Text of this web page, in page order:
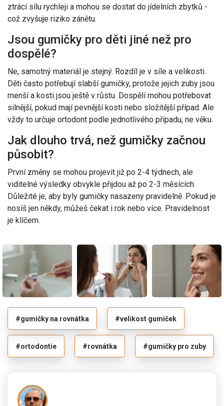
ztrácí sílu rychleji a mohou se dostat do jídelních zbytků -
což zvyšuje riziko zánětu.
Jsou gumičky pro děti jiné než pro
dospělé?
Ne, samotný materiál je stejný. Rozdíl je v síle a velikosti.
Děti často potřebují slabší gumičky, protože jejich zuby jsou
menší a kosti jsou ještě v růstu. Dospělí mohou potřebovat
silnější, pokud mají pevnější kosti nebo složitější případ. Ale
vždy to určuje ortodont podle jednotlivého případu, ne věku.
Jak dlouho trvá, než gumičky začnou
působit?
První změny se mohou projevit již po 2-4 týdnech, ale
viditelné výsledky obvykle přijdou až po 2-3 měsících.
Důležité je, aby byly gumičky nasazeny pravidelně. Pokud je
nosíš jen někdy, můžeš čekat i rok nebo více. Pravidelnost
je klíčem.
#gumičky na rovnátka #velikost gumiček
#ortodontie #rovnátka #gumičky pro zuby